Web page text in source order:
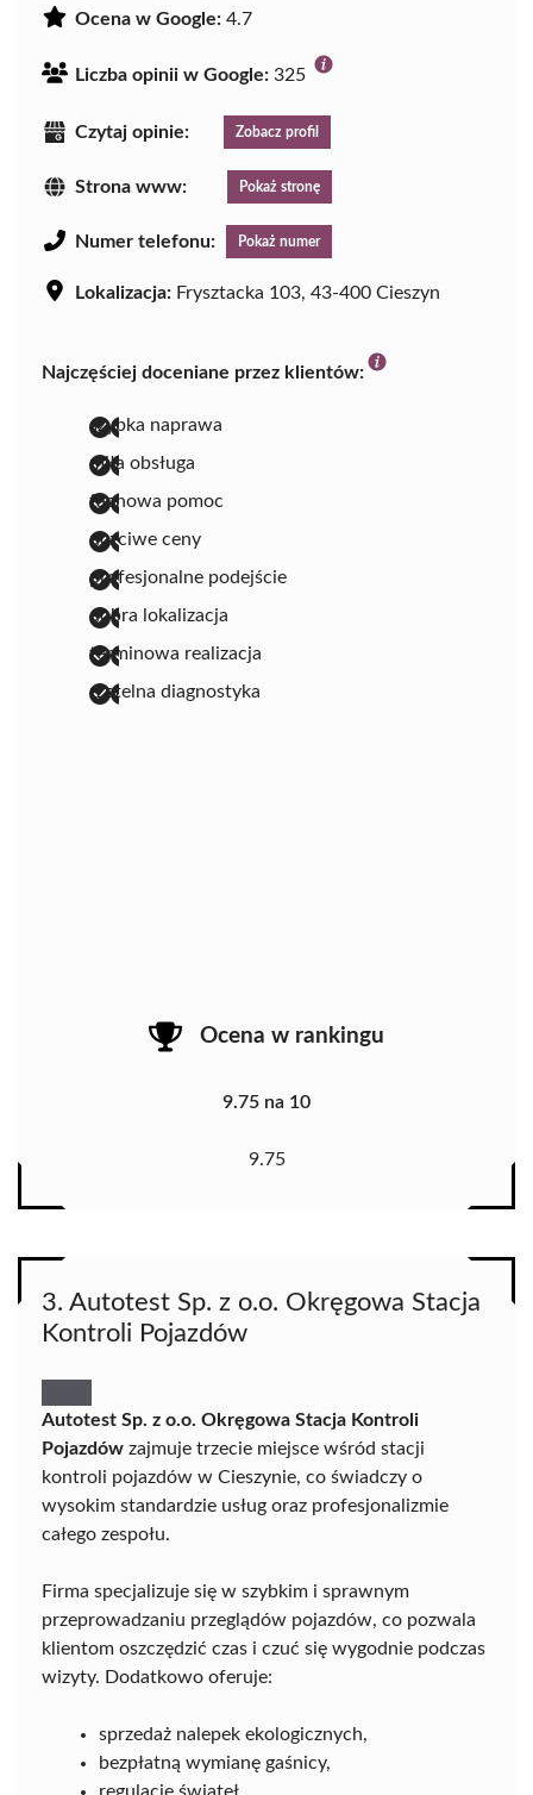
Ocena w Google: 4.7
Liczba opinii w Google: 325
Czytaj opinie: Zobacz profil
Strona www: Pokaż stronę
Numer telefonu: Pokaż numer
Lokalizacja: Frysztacka 103, 43-400 Cieszyn
Najczęściej doceniane przez klientów:
szybka naprawa
miła obsługa
fachowa pomoc
uczciwe ceny
profesjonalne podejście
dobra lokalizacja
terminowa realizacja
rzetelna diagnostyka
Ocena w rankingu
9.75 na 10
9.75
3. Autotest Sp. z o.o. Okręgowa Stacja
Kontroli Pojazdów
Autotest Sp. z o.o. Okręgowa Stacja Kontroli
Pojazdów zajmuje trzecie miejsce wśród stacji
kontroli pojazdów w Cieszynie, co świadczy o
wysokim standardzie usług oraz profesjonalizmie
całego zespołu.
Firma specjalizuje się w szybkim i sprawnym
przeprowadzaniu przeglądów pojazdów, co pozwala
klientom oszczędzić czas i czuć się wygodnie podczas
wizyty. Dodatkowo oferuje:
sprzedaż nalepek ekologicznych,
bezpłatną wymianę gaśnicy,
regulację świateł.